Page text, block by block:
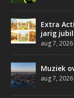
Extra
jarig
aug 7, 2026
Muziek
aug 7, 2026